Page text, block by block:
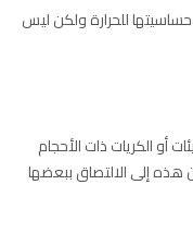
للحرارة ولكن ليس
أو الكريات ذات الأحجام
هذه إلى الالتصاق ببعضها